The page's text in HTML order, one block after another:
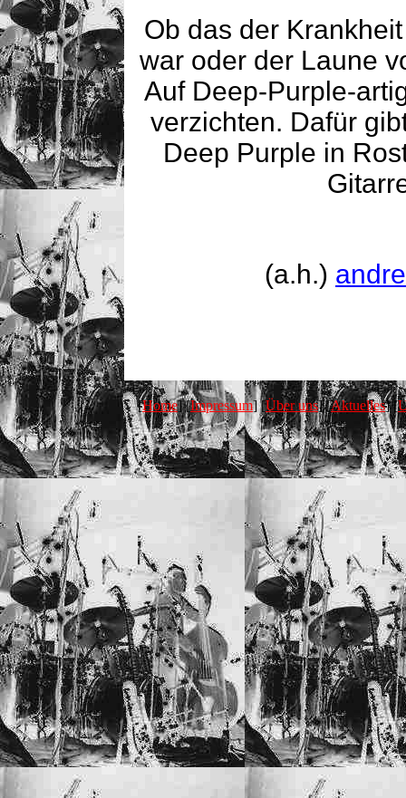
Ob das der
war oder der Laune
Auf Deep-Purple-
verzichten. Dafür
Deep Purple in
(a.h.)
[Home] [Impressum] [Über uns] [Aktuelles] [